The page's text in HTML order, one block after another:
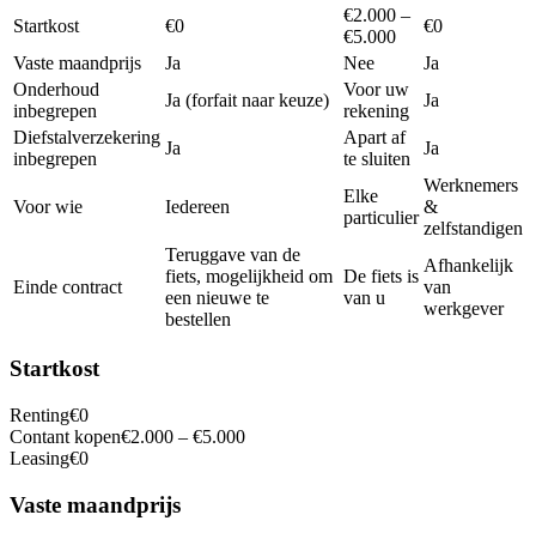
Startkost €0
€2.000 –
€5.000
€0
Vaste maandprijs
Ja Nee
Ja
Onderhoud
inbegrepen
Ja (forfait naar keuze)
Voor uw
rekening
Ja
Diefstalverzekering
inbegrepen
Ja
Apart af
te sluiten
Ja
Voor wie Iedereen
Elke
particulier
Werknemers
&
zelfstandigen
Einde contract
Teruggave van de
fiets, mogelijkheid om
een nieuwe te
bestellen
De fiets is
van u
Afhankelijk
van
werkgever
Startkost
Renting€0
Contant kopen€2.000 – €5.000
Leasing€0
Vaste maandprijs